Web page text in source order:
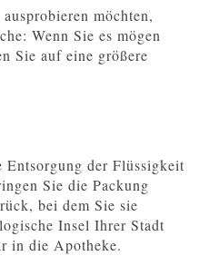
möchten,
Wenn Sie es mögen
Sie auf eine größere
Entsorgung der Flüssigkeit
Sie die Packung
bei dem Sie sie
Insel Ihrer Stadt
in die Apotheke.